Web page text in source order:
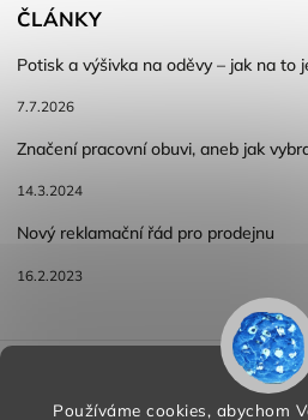
Používáme cookies, abychom
ČLÁNKY
Potisk a výšivka na oděvy – jak na to
7.7.2026
Značení pracovní obuvi, aneb jak
14.3.2024
Nový reklamační řád pro prodejnu
16.2.2023
Reklamace a vracení zboží
Podmínky ochrany